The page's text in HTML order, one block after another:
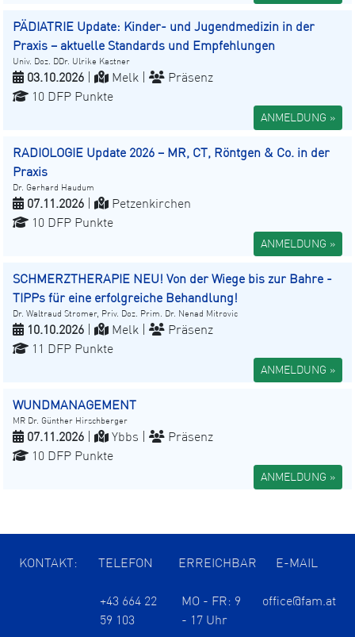
PÄDIATRIE Update: Kinder- und Jugendmedizin in der
Praxis – aktuelle Standards und Empfehlungen
Univ. Doz. DDr. Ulrike Kastner
03.10.2026 Melk |
Präsenz
10 DFP Punkte
ANMELDUNG »
RADIOLOGIE Update 2026 – MR, CT, Röntgen & Co. in der
Praxis
Dr. Gerhard Haudum
07.11.2026
Petzenkirchen
10 DFP Punkte
ANMELDUNG »
SCHMERZTHERAPIE NEU! Von der Wiege bis zur Bahre -
TIPPs für eine erfolgreiche Behandlung!
Dr. Waltraud Stromer, Priv. Doz. Prim. Dr. Nenad Mitrovic
10.10.2026 Melk |
Präsenz
11 DFP Punkte
ANMELDUNG »
WUNDMANAGEMENT
MR Dr. Günther Hirschberger
07.11.2026 Ybbs |
Präsenz
10 DFP Punkte
ANMELDUNG »
KONTAKT: TELEFON ERREICHBAR E-MAIL
+43 664 22
59 103
MO - FR: 9
- 17 Uhr
office@fam.at